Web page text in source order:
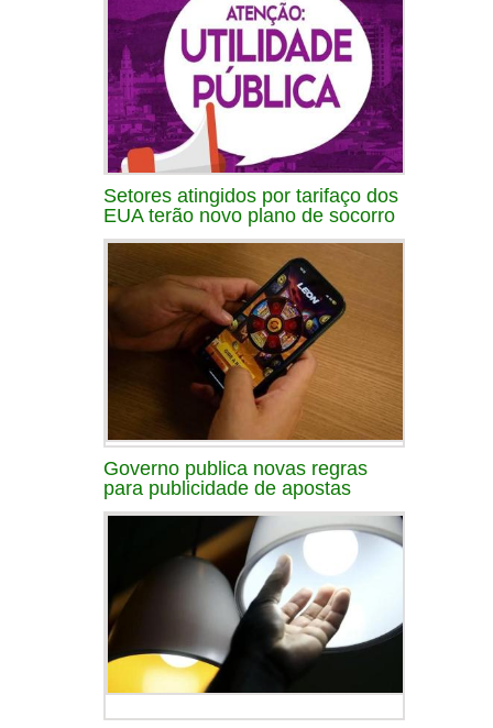
Setores atingidos por tarifaço dos
EUA terão novo plano de socorro
Governo publica novas regras
para publicidade de apostas